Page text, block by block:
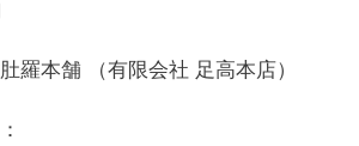
羅本舗 （有限会社 足高本店）